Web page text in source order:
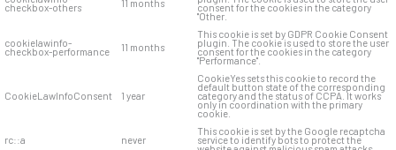
checkbox-others 11 months consent for the cookies in the category
"Other.
cookielawinfo-
checkbox-performance 11 months
This cookie is set by GDPR Cookie Consent
plugin. The cookie is used to store the user
consent for the cookies in the category
"Performance".
CookieLawInfoConsent 1 year
CookieYes sets this cookie to record the
default button state of the corresponding
category and the status of CCPA. It works
only in coordination with the primary
cookie.
rc::a never
This cookie is set by the Google recaptcha
service to identify bots to protect the